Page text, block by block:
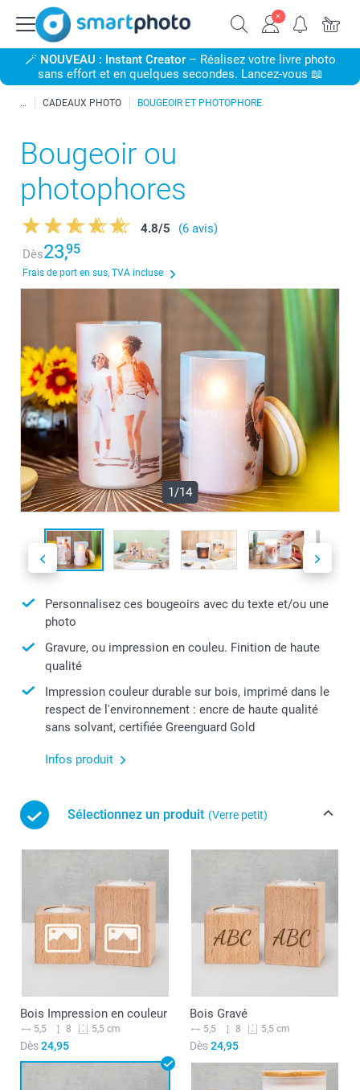
🪄 NOUVEAU : Instant Creator– Réalisez votre livre photo
sans effort et en quelques secondes. Lancez-vous 📖
CADEAUX PHOTO BOUGEOIR ET PHOTOPHORE
Bougeoir ou
photophores
4.8/5
(6 avis)
Dès23,95
Frais de port en sus, TVA incluse
1/14
Personnalisez ces bougeoirs avec du texte et/ou une
photo
Gravure, ou impression en couleu. Finition de haute
qualité
Impression couleur durable sur bois, imprimé dans le
respect de l'environnement : encre de haute qualité
sans solvant, certifiée Greenguard Gold
Infos produit
Sélectionnez un produit (Verre petit)
Bois Impression en couleur
5,5 8 5,5 cm
Dès24,95
Bois Gravé
5,5 8 5,5 cm
Dès24,95